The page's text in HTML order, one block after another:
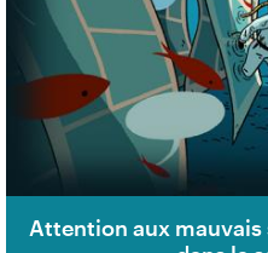
Attention aux mauvais